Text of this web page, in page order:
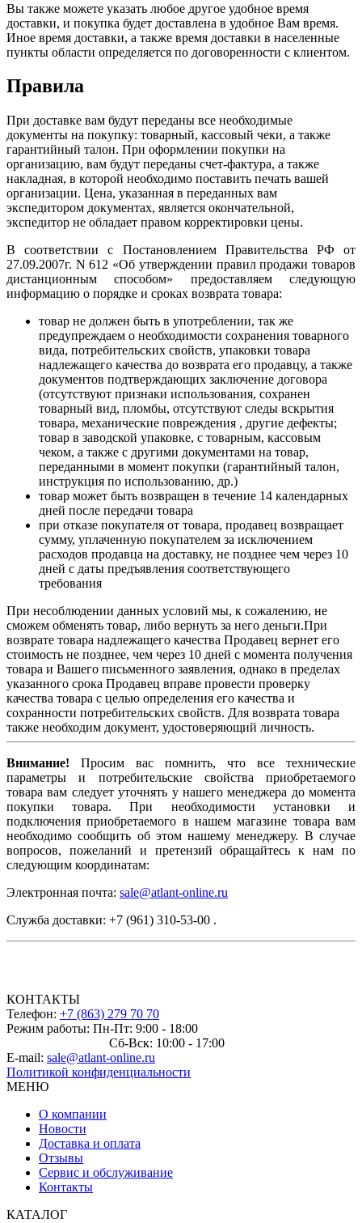
Вы также можете указать любое другое удобное время
доставки, и покупка будет доставлена в удобное Вам время.
Иное время доставки, а также время доставки в населенные
пункты области определяется по договоренности с клиентом.
Правила
При доставке вам будут переданы все необходимые
документы на покупку: товарный, кассовый чеки, а также
гарантийный талон. При оформлении покупки на
организацию, вам будут переданы счет-фактура, а также
накладная, в которой необходимо поставить печать вашей
организации. Цена, указанная в переданных вам
экспедитором документах, является окончательной,
экспедитор не обладает правом корректировки цены.
В соответствии с Постановлением Правительства РФ от
27.09.2007г. N 612 «Об утверждении правил продажи товаров
дистанционным способом» предоставляем следующую
информацию о порядке и сроках возврата товара:
товар не должен быть в употреблении, так же
предупреждаем о необходимости сохранения товарного
вида, потребительских свойств, упаковки товара
надлежащего качества до возврата его продавцу, а также
документов подтверждающих заключение договора
(отсутствуют признаки использования, сохранен
товарный вид, пломбы, отсутствуют следы вскрытия
товара, механические повреждения , другие дефекты;
товар в заводской упаковке, с товарным, кассовым
чеком, а также с другими документами на товар,
переданными в момент покупки (гарантийный талон,
инструкция по использованию, др.)
товар может быть возвращен в течение 14 календарных
дней после передачи товара
при отказе покупателя от товара, продавец возвращает
сумму, уплаченную покупателем за исключением
расходов продавца на доставку, не позднее чем через 10
дней с даты предъявления соответствующего
требования
При несоблюдении данных условий мы, к сожалению, не
сможем обменять товар, либо вернуть за него деньги.При
возврате товара надлежащего качества Продавец вернет его
стоимость не позднее, чем через 10 дней с момента получения
товара и Вашего письменного заявления, однако в пределах
указанного срока Продавец вправе провести проверку
качества товара с целью определения его качества и
сохранности потребительских свойств. Для возврата товара
также необходим документ, удостоверяющий личность.
Внимание! Просим вас помнить, что все технические
параметры и потребительские свойства приобретаемого
товара вам следует уточнять у нашего менеджера до момента
покупки товара. При необходимости установки и
подключения приобретаемого в нашем магазине товара вам
необходимо сообщить об этом нашему менеджеру. В случае
вопросов, пожеланий и претензий обращайтесь к нам по
следующим координатам:
Электронная почта: sale@atlant-online.ru
Служба доставки: +7 (961) 310-53-00 .
КОНТАКТЫ
Телефон: +7 (863) 279 70 70
Режим работы: Пн-Пт: 9:00 - 18:00
Сб-Вск: 10:00 - 17:00
E-mail: sale@atlant-online.ru
Политикой конфиденциальности
МЕНЮ
О компании
Новости
Доставка и оплата
Отзывы
Сервис и обслуживание
Контакты
КАТАЛОГ